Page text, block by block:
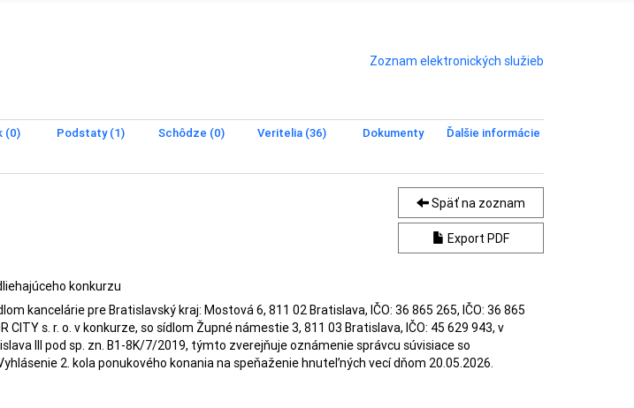
Zoznam elektronických služieb
(0) Podstaty (1) Schôdze (0) Veritelia (36) Dokumenty Ďalšie informácie
Späť na zoznam
Export PDF
konkurzu
kancelárie pre Bratislavský kraj: Mostová 6, 811 02 Bratislava, IČO: 36 865 265, IČO: 36 865
CITY s. r. o. v konkurze, so sídlom Župné námestie 3, 811 03 Bratislava, IČO: 45 629 943, v
III pod sp. zn. B1-8K/7/2019, týmto zverejňuje oznámenie správcu súvisiace so
2. kola ponukového konania na speňaženie hnuteľných vecí dňom 20.05.2026.